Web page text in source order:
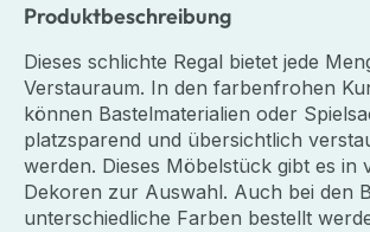
Produktbeschreibung
Dieses schlichte Regal bietet jede
Verstauraum. In den farbenfrohen
können Bastelmaterialien oder
platzsparend und übersichtlich
werden. Dieses Möbelstück gibt es in
Dekoren zur Auswahl. Auch bei den
unterschiedliche Farben bestellt